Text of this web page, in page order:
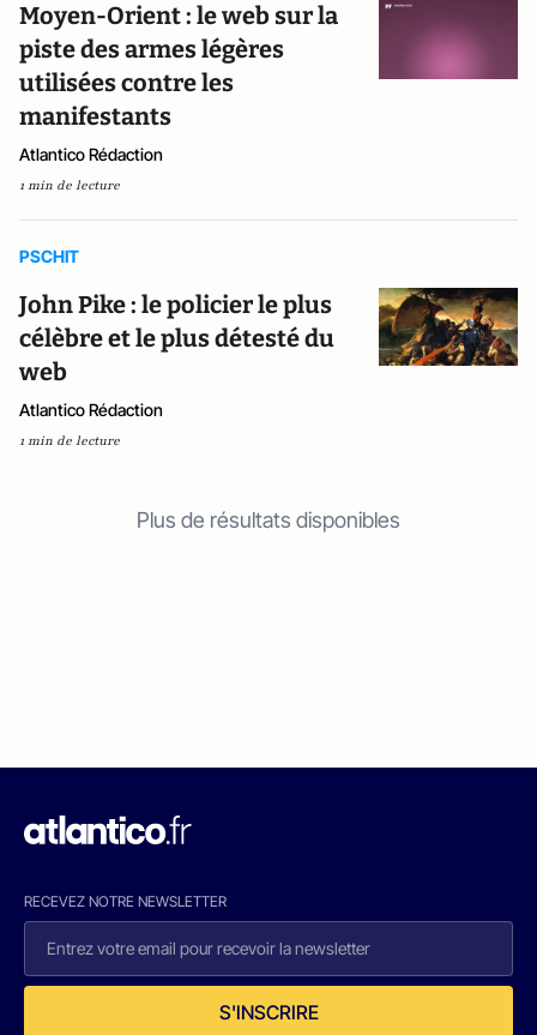
Moyen-Orient : le web sur la
piste des armes légères
utilisées contre les
manifestants
Atlantico Rédaction
1 min de lecture
PSCHIT
John Pike : le policier le plus
célèbre et le plus détesté du
web
Atlantico Rédaction
1 min de lecture
Plus de résultats disponibles
RECEVEZ NOTRE NEWSLETTER
S'INSCRIRE